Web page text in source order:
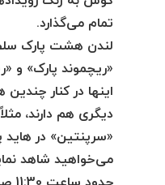
تمام می‌گذارد.
لندن هشت پارک
«ریچموند پارک» و
اینها در کنار
دیگری هم دارند،
«سرپنتین» در هاید
می‌خواهید شاهد